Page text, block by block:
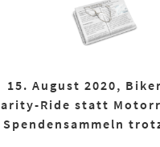
15. August 2020,
Ride statt
Spendensammeln